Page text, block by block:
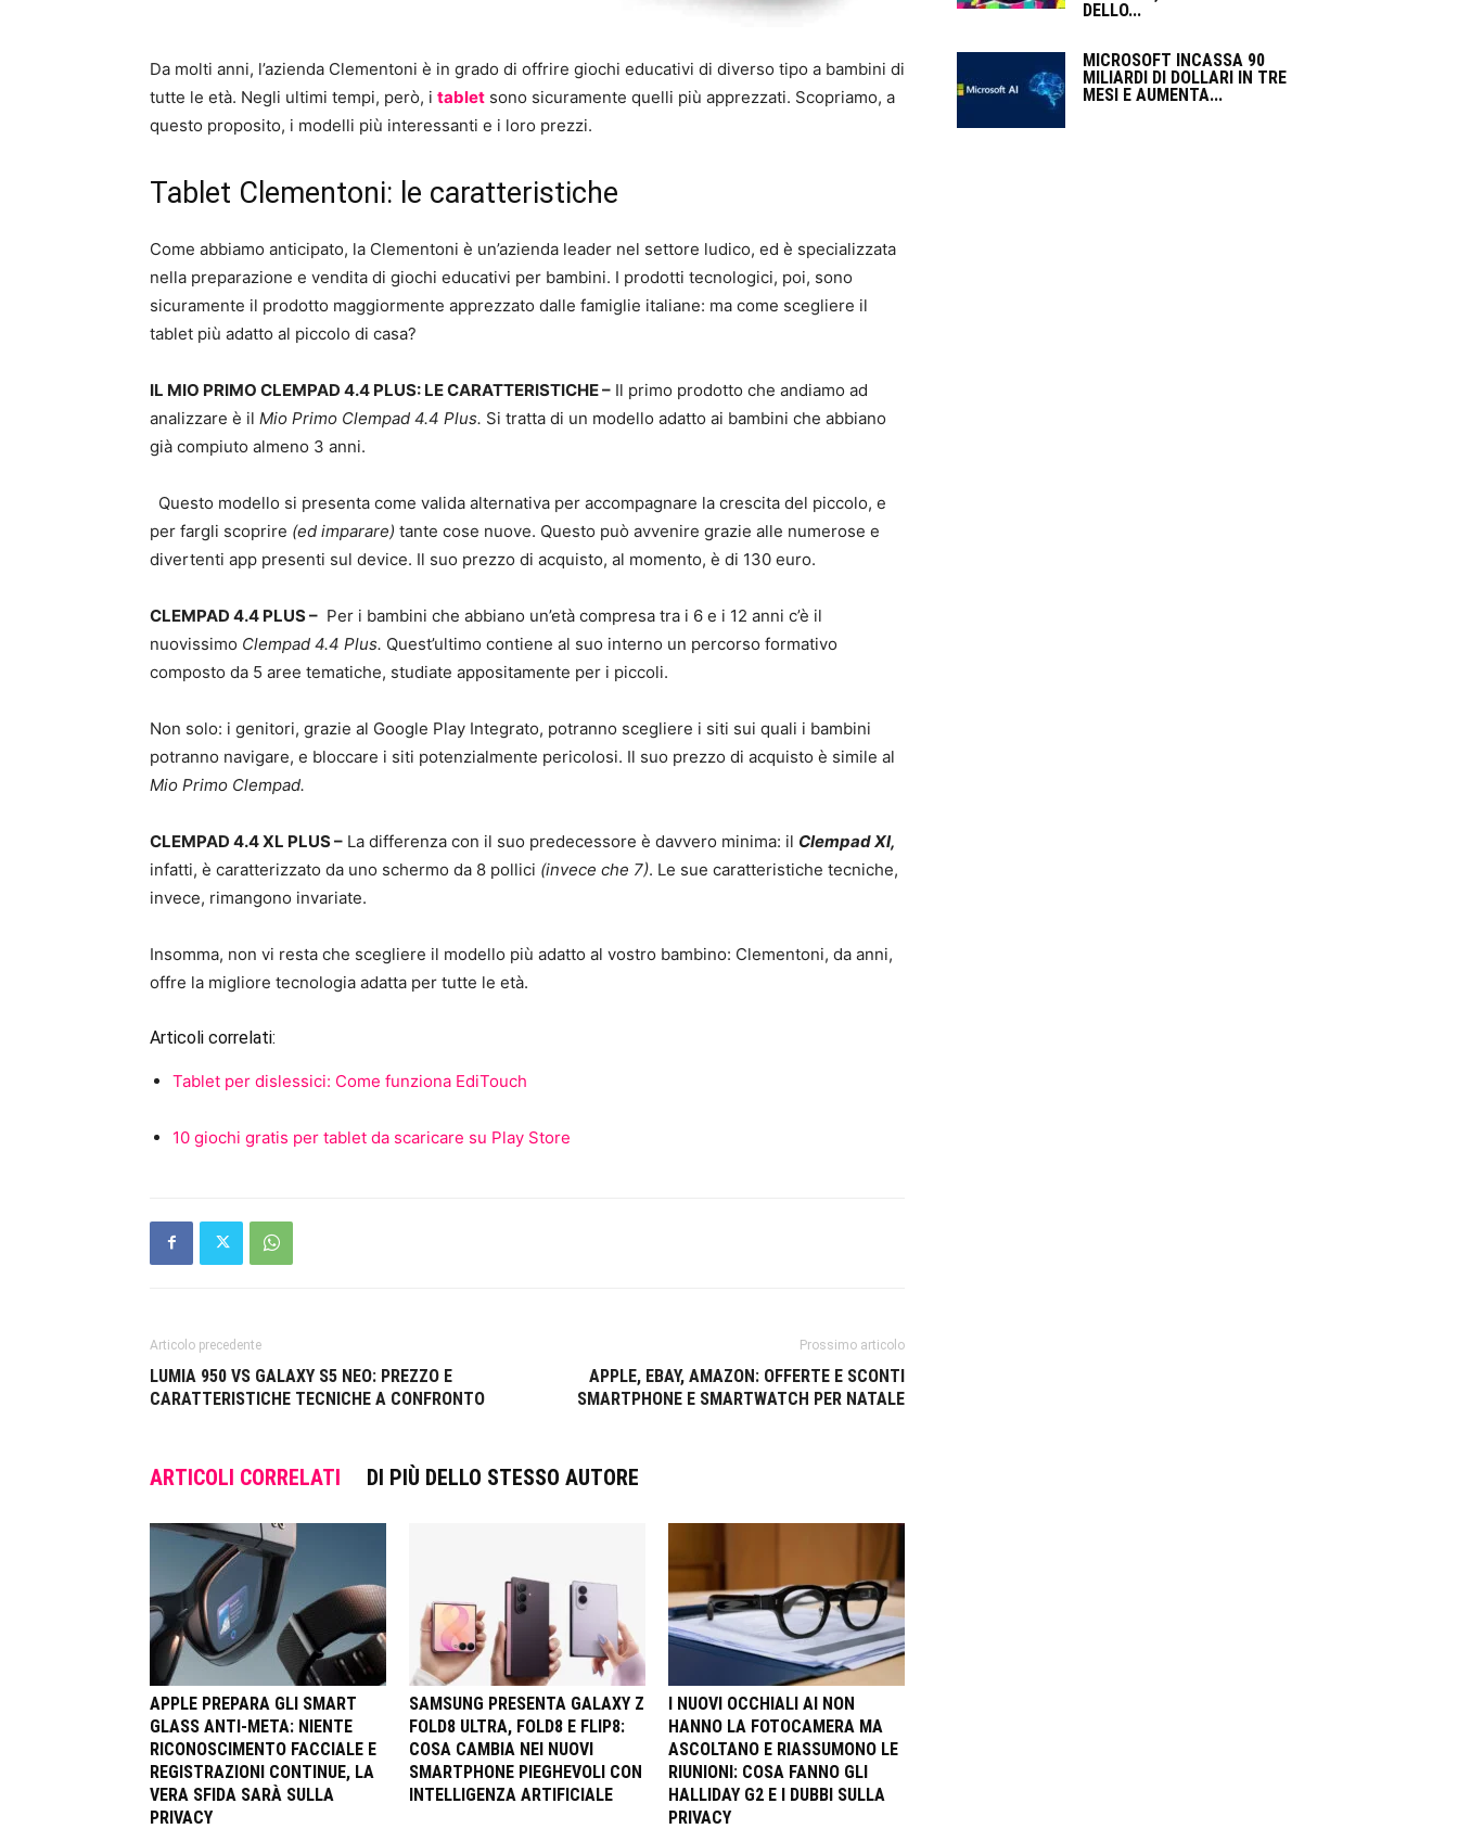
Da molti anni, l’azienda Clementoni è in grado di offrire giochi educativi di diverso tipo a bambini di
tutte le età. Negli ultimi tempi, però, i tablet sono sicuramente quelli più apprezzati. Scopriamo, a
questo proposito, i modelli più interessanti e i loro prezzi.
Tablet Clementoni: le caratteristiche
Come abbiamo anticipato, la Clementoni è un’azienda leader nel settore ludico, ed è specializzata
nella preparazione e vendita di giochi educativi per bambini. I prodotti tecnologici, poi, sono
sicuramente il prodotto maggiormente apprezzato dalle famiglie italiane: ma come scegliere il
tablet più adatto al piccolo di casa?
IL MIO PRIMO CLEMPAD 4.4 PLUS: LE CARATTERISTICHE – Il primo prodotto che andiamo ad
analizzare è il Mio Primo Clempad 4.4 Plus. Si tratta di un modello adatto ai bambini che abbiano
già compiuto almeno 3 anni.
Questo modello si presenta come valida alternativa per accompagnare la crescita del piccolo, e
per fargli scoprire (ed imparare) tante cose nuove. Questo può avvenire grazie alle numerose e
divertenti app presenti sul device. Il suo prezzo di acquisto, al momento, è di 130 euro.
CLEMPAD 4.4 PLUS – Per i bambini che abbiano un’età compresa tra i 6 e i 12 anni c’è il
nuovissimo Clempad 4.4 Plus. Quest’ultimo contiene al suo interno un percorso formativo
composto da 5 aree tematiche, studiate appositamente per i piccoli.
Non solo: i genitori, grazie al Google Play Integrato, potranno scegliere i siti sui quali i bambini
potranno navigare, e bloccare i siti potenzialmente pericolosi. Il suo prezzo di acquisto è simile al
Mio Primo Clempad.
CLEMPAD 4.4 XL PLUS – La differenza con il suo predecessore è davvero minima: il Clempad Xl,
infatti, è caratterizzato da uno schermo da 8 pollici (invece che 7). Le sue caratteristiche tecniche,
invece, rimangono invariate.
Insomma, non vi resta che scegliere il modello più adatto al vostro bambino: Clementoni, da anni,
offre la migliore tecnologia adatta per tutte le età.
Articoli correlati:
Tablet per dislessici: Come funziona EdiTouch
10 giochi gratis per tablet da scaricare su Play Store
Articolo precedente
LUMIA 950 VS GALAXY S5 NEO: PREZZO E
CARATTERISTICHE TECNICHE A CONFRONTO
Prossimo articolo
APPLE, EBAY, AMAZON: OFFERTE E SCONTI
SMARTPHONE E SMARTWATCH PER NATALE
ARTICOLI CORRELATI DI PIÙ DELLO STESSO AUTORE
APPLE PREPARA GLI SMART
GLASS ANTI-META: NIENTE
RICONOSCIMENTO FACCIALE E
REGISTRAZIONI CONTINUE, LA
VERA SFIDA SARÀ SULLA
PRIVACY
SAMSUNG PRESENTA GALAXY Z
FOLD8 ULTRA, FOLD8 E FLIP8:
COSA CAMBIA NEI NUOVI
SMARTPHONE PIEGHEVOLI CON
INTELLIGENZA ARTIFICIALE
I NUOVI OCCHIALI AI NON
HANNO LA FOTOCAMERA MA
ASCOLTANO E RIASSUMONO LE
RIUNIONI: COSA FANNO GLI
HALLIDAY G2 E I DUBBI SULLA
PRIVACY
DELLO...
MICROSOFT INCASSA 90
MILIARDI DI DOLLARI IN TRE
MESI E AUMENTA...